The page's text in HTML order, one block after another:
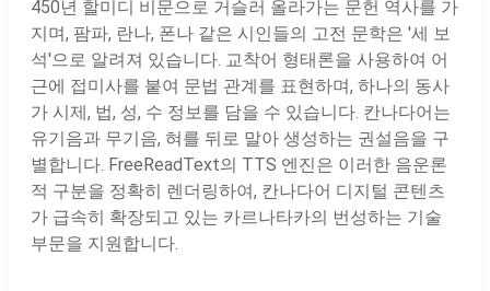
450년 할미디 비문으로 거슬러 올라가는 문헌 역사를 가
지며, 팜파, 란나, 폰나 같은 시인들의 고전 문학은 '세 보
석'으로 알려져 있습니다. 교착어 형태론을 사용하여 어
근에 접미사를 붙여 문법 관계를 표현하며, 하나의 동사
가 시제, 법, 성, 수 정보를 담을 수 있습니다. 칸나다어는
유기음과 무기음, 혀를 뒤로 말아 생성하는 권설음을 구
별합니다. FreeReadText의 TTS 엔진은 이러한 음운론
적 구분을 정확히 렌더링하여, 칸나다어 디지털 콘텐츠
가 급속히 확장되고 있는 카르나타카의 번성하는 기술
부문을 지원합니다.